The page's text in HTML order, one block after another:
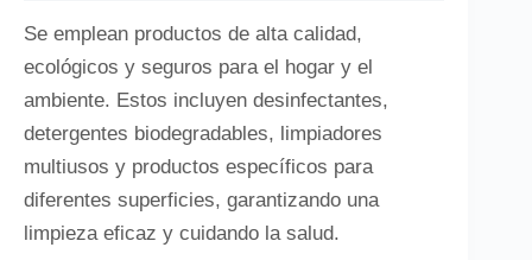
Se emplean productos de alta calidad,
ecológicos y seguros para el hogar y el
ambiente. Estos incluyen desinfectantes,
detergentes biodegradables, limpiadores
multiusos y productos específicos para
diferentes superficies, garantizando una
limpieza eficaz y cuidando la salud.